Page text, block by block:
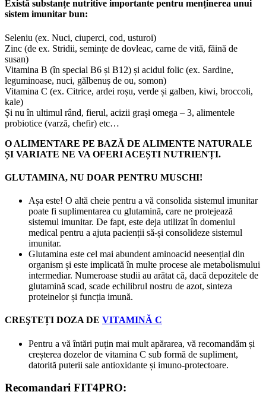
Există substanțe nutritive importante pentru menținerea unui
sistem imunitar bun:
Seleniu (ex. Nuci, ciuperci, cod, usturoi)
Zinc (de ex. Stridii, semințe de dovleac, carne de vită, făină de
susan)
Vitamina B (în special B6 și B12) și acidul folic (ex. Sardine,
leguminoase, nuci, gălbenuș de ou, somon)
Vitamina C (ex. Citrice, ardei roșu, verde și galben, kiwi, broccoli,
kale)
Și nu în ultimul rând, fierul, acizii grași omega – 3, alimentele
probiotice (varză, chefir) etc…
O ALIMENTARE PE BAZĂ DE ALIMENTE NATURALE
ȘI VARIATE NE VA OFERI ACEȘTI NUTRIENȚI.
GLUTAMINA, NU DOAR PENTRU MUSCHI!
Așa este! O altă cheie pentru a vă consolida sistemul imunitar
poate fi suplimentarea cu glutamină, care ne protejează
sistemul imunitar. De fapt, este deja utilizat în domeniul
medical pentru a ajuta pacienții să-și consolideze sistemul
imunitar.
Glutamina este cel mai abundent aminoacid neesențial din
organism și este implicată în multe procese ale metabolismului
intermediar. Numeroase studii au arătat că, dacă depozitele de
glutamină scad, scade echilibrul nostru de azot, sinteza
proteinelor și funcția imună.
CREŞTEȚI DOZA DE VITAMINĂ C
Pentru a vă întări puțin mai mult apărarea, vă recomandăm și
creșterea dozelor de vitamina C sub formă de supliment,
datorită puterii sale antioxidante și imuno-protectoare.
Recomandari FIT4PRO: